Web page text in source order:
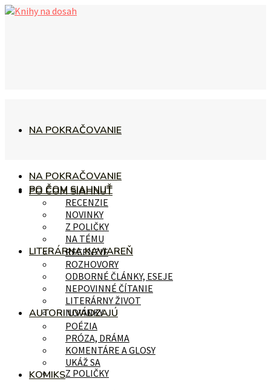
NA POKRAČOVANIE
PO ČOM SIAHNUŤ
RECENZIE
NOVINKY
Z POLIČKY
NA POKRAČOVANIE
PO ČOM SIAHNUŤ
RECENZIE
NOVINKY
Z POLIČKY
NA TÉMU
LITERÁRNA KAVIAREŇ
ROZHOVORY
ODBORNÉ ČLÁNKY, ESEJE
NEPOVINNÉ ČÍTANIE
LITERÁRNY ŽIVOT
AUTORI UVÁDZAJÚ
POÉZIA
PRÓZA, DRÁMA
KOMENTÁRE A GLOSY
UKÁŽ SA
KOMIKS